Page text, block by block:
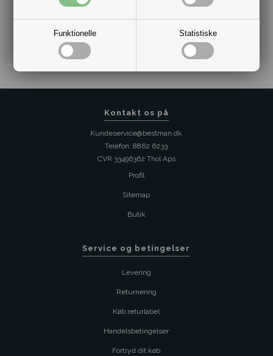
Funktionelle Statistiske
2014-MW34503-RBN
Kontakt os på
Kundeservice@bestman.dk
Telefon: 8862 6233
CVR 33496362 Thol Aps
Profil
Sitemap
Butik
Service og betingelser
Levering
Returnering
Køb returlabel
Handelsbetingelser
Fortryd dit køb